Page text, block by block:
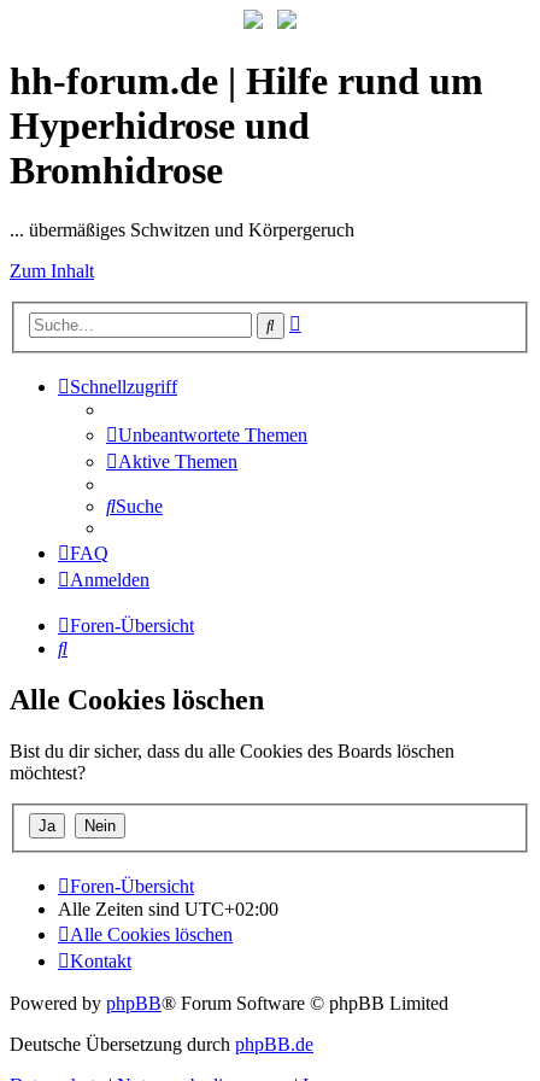
hh-forum.de | Hilfe rund um
Hyperhidrose und
Bromhidrose
... übermäßiges Schwitzen und Körpergeruch
Zum Inhalt
Suche
Schnellzugriff
Unbeantwortete Themen
Aktive Themen
Suche
FAQ
Anmelden
Foren-Übersicht
Suche
Alle Cookies löschen
Bist du dir sicher, dass du alle Cookies des Boards löschen
möchtest?
Foren-Übersicht
Alle Zeiten sind UTC+02:00
Alle Cookies löschen
Kontakt
Powered by phpBB® Forum Software © phpBB Limited
Deutsche Übersetzung durch phpBB.de